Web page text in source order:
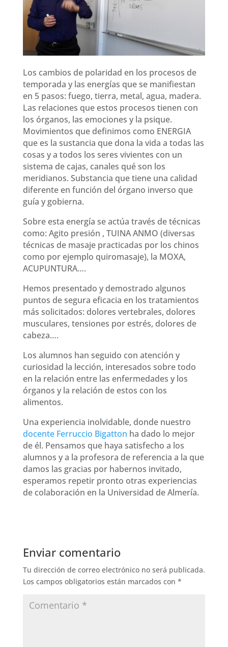
Los cambios de polaridad en los procesos de
temporada y las energías que se manifiestan
en 5 pasos: fuego, tierra, metal, agua, madera.
Las relaciones que estos procesos tienen con
los órganos, las emociones y la psique.
Movimientos que definimos como ENERGIA
que es la sustancia que dona la vida a todas las
cosas y a todos los seres vivientes con un
sistema de cajas, canales qué son los
meridianos. Substancia que tiene una calidad
diferente en función del órgano inverso que
guía y gobierna.
Sobre esta energía se actúa través de técnicas
como: Agito presión , TUINA ANMO (diversas
técnicas de masaje practicadas por los chinos
como por ejemplo quiromasaje), la MOXA,
ACUPUNTURA….
Hemos presentado y demostrado algunos
puntos de segura eficacia en los tratamientos
más solicitados: dolores vertebrales, dolores
musculares, tensiones por estrés, dolores de
cabeza….
Los alumnos han seguido con atención y
curiosidad la lección, interesados sobre todo
en la relación entre las enfermedades y los
órganos y la relación de estos con los
alimentos.
Una experiencia inolvidable, donde nuestro
docente Ferruccio Bigatton ha dado lo mejor
de él. Pensamos que haya satisfecho a los
alumnos y a la profesora de referencia a la que
damos las gracias por habernos invitado,
esperamos repetir pronto otras experiencias
de colaboración en la Universidad de Almería.
Enviar comentario
Tu dirección de correo electrónico no será publicada.
Los campos obligatorios están marcados con *